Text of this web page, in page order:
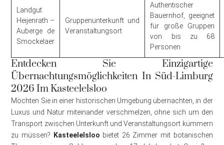
Landgut
Heijenrath –
Auberge de
Smockelaer
Gruppenunterkunft und
Veranstaltungsort
Authentischer
Bauernhof, geeignet
für große Gruppen
von bis zu 68
Personen
Entdecken Sie Einzigartige
Übernachtungsmöglichkeiten In Süd-Limburg
2026 Im Kasteelelsloo
Möchten Sie in einer historischen Umgebung übernachten, in der
Luxus und Natur miteinander verschmelzen, ohne sich um den
Transport zwischen Unterkunft und Veranstaltungsort kümmern
zu müssen?
Kasteelelsloo bietet 26 Zimmer mit botanischen